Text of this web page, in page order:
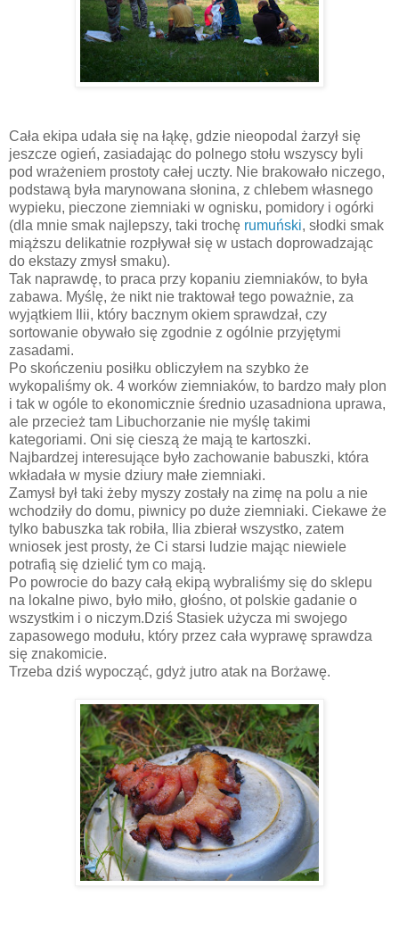
Cała ekipa udała się na łąkę, gdzie nieopodal żarzył się
jeszcze ogień, zasiadając do polnego stołu wszyscy byli
pod wrażeniem prostoty całej uczty. Nie brakowało niczego,
podstawą była marynowana słonina, z chlebem własnego
wypieku, pieczone ziemniaki w ognisku, pomidory i ogórki
(dla mnie smak najlepszy, taki trochę rumuński, słodki smak
miąższu delikatnie rozpływał się w ustach doprowadzając
do ekstazy zmysł smaku).
Tak naprawdę, to praca przy kopaniu ziemniaków, to była
zabawa. Myślę, że nikt nie traktował tego poważnie, za
wyjątkiem Ilii, który bacznym okiem sprawdzał, czy
sortowanie obywało się zgodnie z ogólnie przyjętymi
zasadami.
Po skończeniu posiłku obliczyłem na szybko że
wykopaliśmy ok. 4 worków ziemniaków, to bardzo mały plon
i tak w ogóle to ekonomicznie średnio uzasadniona uprawa,
ale przecież tam Libuchorzanie nie myślę takimi
kategoriami. Oni się cieszą że mają te kartoszki.
Najbardzej interesujące było zachowanie babuszki, która
wkładała w mysie dziury małe ziemniaki.
Zamysł był taki żeby myszy zostały na zimę na polu a nie
wchodziły do domu, piwnicy po duże ziemniaki. Ciekawe że
tylko babuszka tak robiła, Ilia zbierał wszystko, zatem
wniosek jest prosty, że Ci starsi ludzie mając niewiele
potrafią się dzielić tym co mają.
Po powrocie do bazy całą ekipą wybraliśmy się do sklepu
na lokalne piwo, było miło, głośno, ot polskie gadanie o
wszystkim i o niczym.Dziś Stasiek użycza mi swojego
zapasowego modułu, który przez cała wyprawę sprawdza
się znakomicie.
Trzeba dziś wypocząć, gdyż jutro atak na Borżawę.